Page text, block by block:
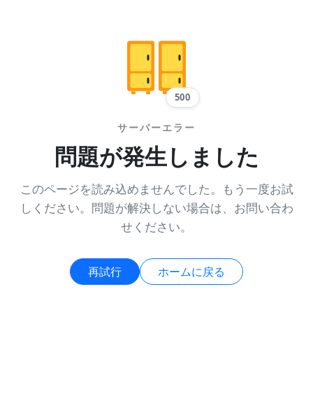
500
サーバーエラー
問題が発生しました
このページを読み込めませんでした。もう一度お試
しください。問題が解決しない場合は、お問い合わ
せください。
再試行 ホームに戻る